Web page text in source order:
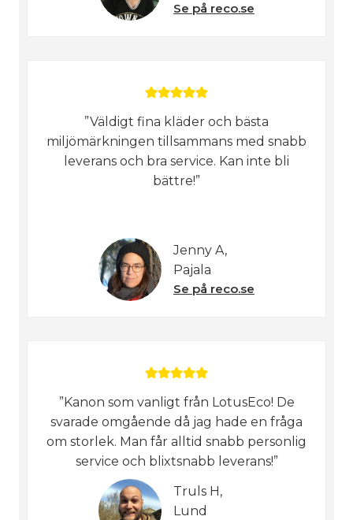
Se på reco.se
”Väldigt fina kläder och bästa
miljömärkningen tillsammans med snabb
leverans och bra service. Kan inte bli
bättre!”
Jenny A,
Pajala
Se på reco.se
”Kanon som vanligt från LotusEco! De
svarade omgående då jag hade en fråga
om storlek. Man får alltid snabb personlig
service och blixtsnabb leverans!”
Truls H,
Lund